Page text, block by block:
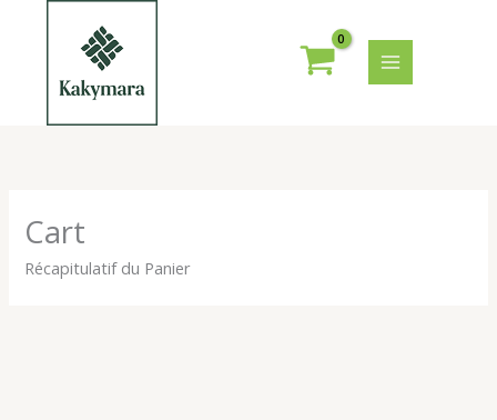
Cart
Récapitulatif du Panier